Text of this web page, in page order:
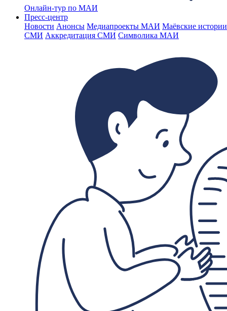
Онлайн-тур по МАИ
Пресс-центр
Новости Анонсы Медиапроекты МАИ Маёвские
СМИ Аккредитация СМИ Символика МАИ